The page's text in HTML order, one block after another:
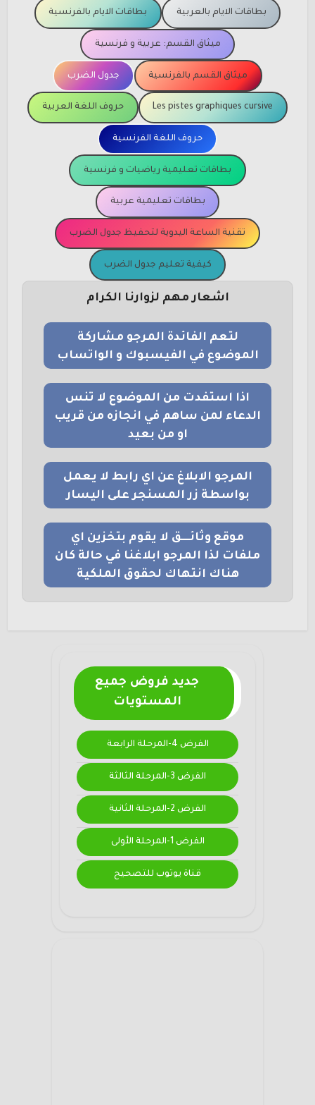
بطاقات الايام بالعربية بطاقات الايام بالفرنسية
ميثاق القسم: عربية و فرنسية
ميثاق القسم بالفرنسية جدول الضرب
Les pistes graphiques cursive حروف اللغة العربية
حروف اللغة الفرنسية
بطاقات تعليمية رياضيات و فرنسية
بطاقات تعليمية عربية
تقنية الساعة اليدوية لتحفيظ جدول الضرب
كيفية تعليم جدول الضرب
اشعار مهم لزوارنا الكرام
لتعم الفائدة المرجو مشاركة
الموضوع في الفيسبوك و الواتساب
اذا استفدت من الموضوع لا تنس
الدعاء لمن ساهم في انجازه من قريب
او من بعيد
المرجو الابلاغ عن اي رابط لا يعمل
بواسطة زر المسنجر على اليسار
موقع وثائــــق لا يقوم بتخزين اي
ملفات لذا المرجو ابلاغنا في حالة كان
هناك انتهاك لحقوق الملكية
جديد فروض جميع
المستويات
الفرض 4-المرحلة الرابعة
الفرض 3-المرحلة الثالثة
الفرض 2-المرحلة الثانية
الفرض 1-المرحلة الأولى
قناة يوتوب للتصحيح